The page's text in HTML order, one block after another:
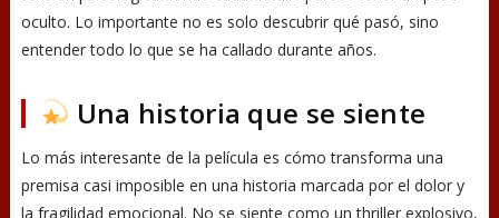
oculto. Lo importante no es solo descubrir qué pasó, sino
entender todo lo que se ha callado durante años.
Una historia que se siente
Lo más interesante de la película es cómo transforma una
premisa casi imposible en una historia marcada por el dolor y
la fragilidad emocional. No se siente como un thriller explosivo,